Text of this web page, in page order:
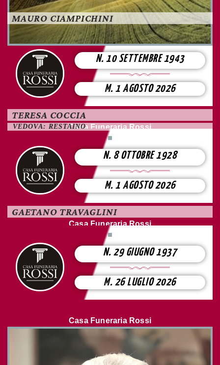
MAURO CIAMPICHINI
N. 10 SETTEMBRE 1943
M. 1 AGOSTO 2026
Casa Funeraria Rossi
TERESA COCCIA
VEDOVA: RESTAINO
N. 8 OTTOBRE 1928
M. 1 AGOSTO 2026
Casa Funeraria Rossi
GAETANO TRAVAGLINI
N. 29 GIUGNO 1937
M. 26 LUGLIO 2026
Casa Funeraria Rossi